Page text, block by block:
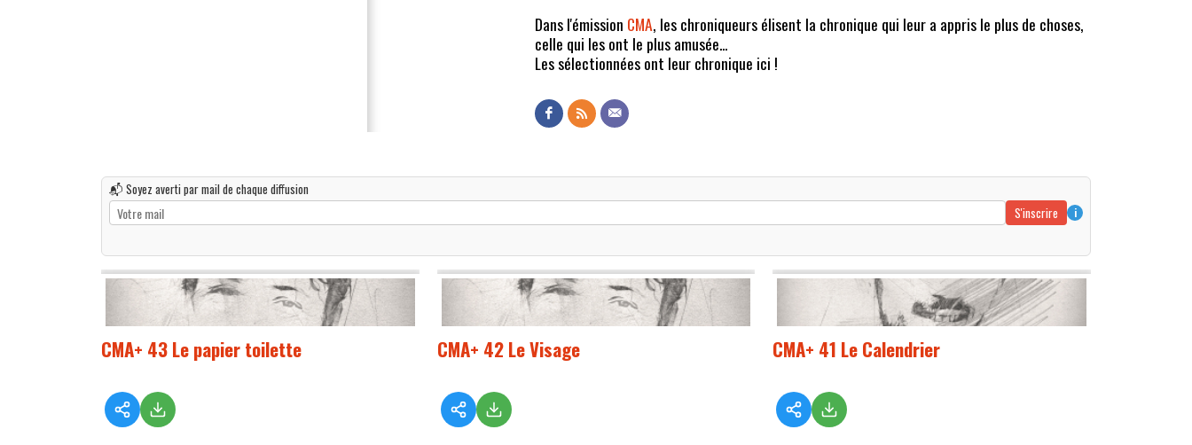
Dans l'émission CMA, les chroniqueurs élisent la chronique qui leur a appris le plus de choses,
celle qui les ont le plus amusée...
Les sélectionnées ont leur chronique ici !
📬 Soyez averti par mail de chaque diffusion
S'inscrire
i
CMA+ 43 Le papier toilette CMA+ 42 Le Visage CMA+ 41 Le Calendrier